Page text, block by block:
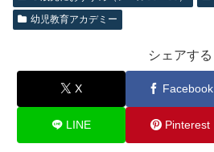
幼児教育アカデミー
シェアする
X Facebook
LINE Pinterest